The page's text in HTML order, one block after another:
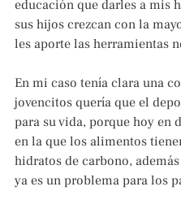
educación que darles a mis
sus hijos crezcan con la
les aporte las herramientas
En mi caso tenía clara una
jovencitos quería que el
para su vida, porque hoy en
en la que los alimentos
hidratos de carbono,
ya es un problema para los